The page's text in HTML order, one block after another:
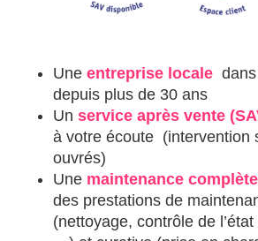
Une entreprise locale
depuis plus de 30 ans
Un service après vente
à votre écoute (intervention
ouvrés)
Une maintenance complète
des prestations de
(nettoyage, contrôle de